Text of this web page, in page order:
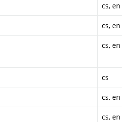
cs, en
cs, en
cs, en
cs
cs, en
cs, en